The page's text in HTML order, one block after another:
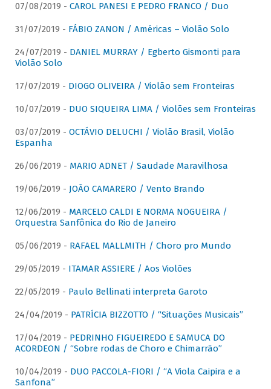
07/08/2019 - CAROL PANESI E PEDRO FRANCO / Duo
31/07/2019 - FÁBIO ZANON / Américas – Violão Solo
24/07/2019 - DANIEL MURRAY / Egberto Gismonti para
Violão Solo
17/07/2019 - DIOGO OLIVEIRA / Violão sem Fronteiras
10/07/2019 - DUO SIQUEIRA LIMA / Violões sem Fronteiras
03/07/2019 - OCTÁVIO DELUCHI / Violão Brasil, Violão
Espanha
26/06/2019 - MARIO ADNET / Saudade Maravilhosa
19/06/2019 - JOÃO CAMARERO / Vento Brando
12/06/2019 - MARCELO CALDI E NORMA NOGUEIRA /
Orquestra Sanfônica do Rio de Janeiro
05/06/2019 - RAFAEL MALLMITH / Choro pro Mundo
29/05/2019 - ITAMAR ASSIERE / Aos Violões
22/05/2019 - Paulo Bellinati interpreta Garoto
24/04/2019 - PATRÍCIA BIZZOTTO / “Situações Musicais”
17/04/2019 - PEDRINHO FIGUEIREDO E SAMUCA DO
ACORDEON / “Sobre rodas de Choro e Chimarrão”
10/04/2019 - DUO PACCOLA-FIORI / “A Viola Caipira e a
Sanfona”